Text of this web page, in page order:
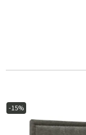
-15%